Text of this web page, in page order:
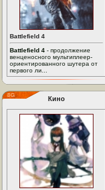
Battlefield 4
Battlefield 4 - продолжение
венценосного мультиплеер-
ориентированного шутера от
первого ли...
Кино